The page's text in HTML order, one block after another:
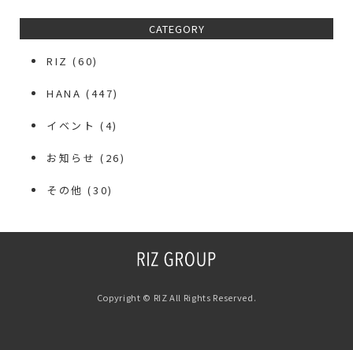
CATEGORY
RIZ (60)
HANA (447)
イベント (4)
お知らせ (26)
その他 (30)
Copyright © RIZ All Rights Reserved.